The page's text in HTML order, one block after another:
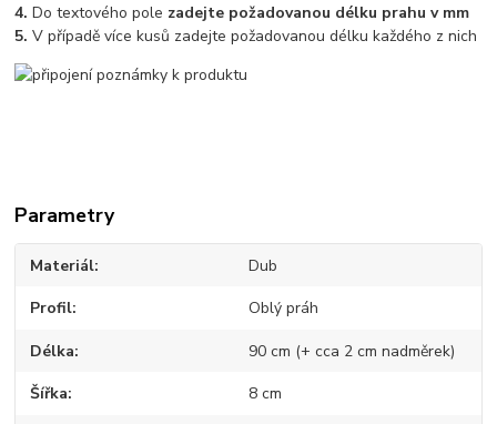
4.Do textového pole zadejte požadovanou délku prahu v mm
5.V případě více kusů zadejte požadovanou délku každého z nich
Parametry
Materiál Dub
Profil Oblý práh
Délka 90 cm (+ cca 2 cm nadměrek)
Šířka 8 cm